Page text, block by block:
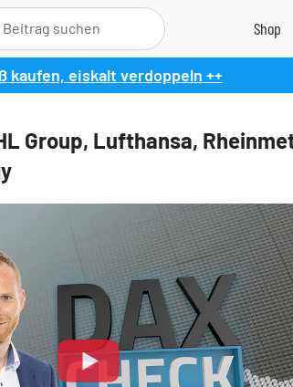
kaufen, eiskalt verdoppeln ++
Group, Lufthansa,
Play